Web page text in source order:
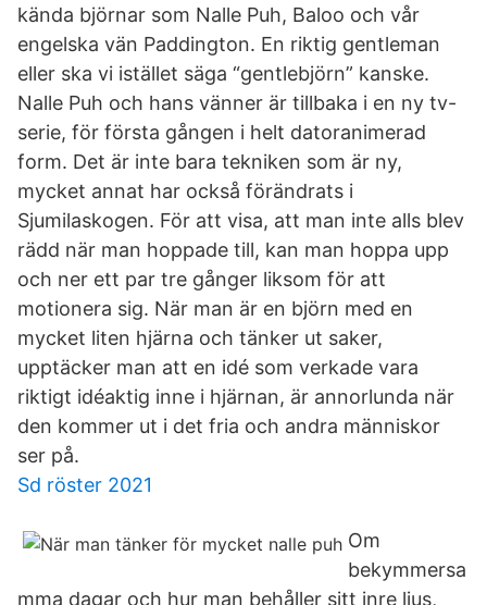
kända björnar som Nalle Puh, Baloo och vår
engelska vän Paddington. En riktig gentleman
eller ska vi istället säga “gentlebjörn” kanske.
Nalle Puh och hans vänner är tillbaka i en ny tv-
serie, för första gången i helt datoranimerad
form. Det är inte bara tekniken som är ny,
mycket annat har också förändrats i
Sjumilaskogen. För att visa, att man inte alls blev
rädd när man hoppade till, kan man hoppa upp
och ner ett par tre gånger liksom för att
motionera sig. När man är en björn med en
mycket liten hjärna och tänker ut saker,
upptäcker man att en idé som verkade vara
riktigt idéaktig inne i hjärnan, är annorlunda när
den kommer ut i det fria och andra människor
ser på.
Sd röster 2021
Om
bekymmersa
mma dagar och hur man behåller sitt inre ljus,